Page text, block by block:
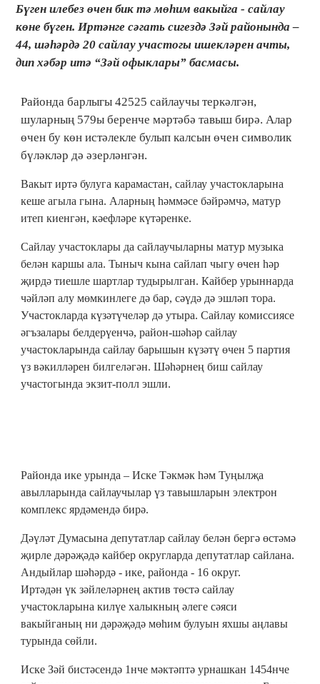
Бүген илебез өчен бик тә мөһим вакыйга - сайлау
көне бүген. Иртәнге сәгать сигездә Зәй районында –
44, шәһәрдә 20 сайлау участогы ишекләрен ачты,
дип хәбәр итә “Зәй офыклары” басмасы.
Районда барлыгы 42525 сайлаучы теркәлгән,
шуларның 579ы беренче мәртәбә тавыш бирә. Алар
өчен бу көн истәлекле булып калсын өчен символик
бүләкләр дә әзерләнгән.
Вакыт иртә булуга карамастан, сайлау участокларына
кеше агыла гына. Аларның һәммәсе бәйрәмчә, матур
итеп киенгән, кәефләре күтәренке.
Сайлау участоклары да сайлаучыларны матур музыка
белән каршы ала. Тыныч кына сайлап чыгу өчен һәр
җирдә тиешле шартлар тудырылган. Кайбер урыннарда
чәйләп алу мөмкинлеге дә бар, сәүдә дә эшләп тора.
Участокларда күзәтүчеләр дә утыра. Сайлау комиссиясе
әгъзалары белдерүенчә, район-шәһәр сайлау
участокларында сайлау барышын күзәтү өчен 5 партия
үз вәкилләрен билгеләгән. Шәһәрнең биш сайлау
участогында экзит-полл эшли.
Районда ике урында – Иске Тәкмәк һәм Туңылҗа
авылларында сайлаучылар үз тавышларын электрон
комплекс ярдәмендә бирә.
Дәүләт Думасына депутатлар сайлау белән бергә өстәмә
җирле дәрәҗәдә кайбер округларда депутатлар сайлана.
Андыйлар шәһәрдә - ике, районда - 16 округ.
Иртәдән үк зәйлеләрнең актив төстә сайлау
участокларына килүе халыкның әлеге сәяси
вакыйганың ни дәрәҗәдә мөһим булуын яхшы аңлавы
турында сөйли.
Иске Зәй бистәсендә 1нче мәктәптә урнашкан 1454нче